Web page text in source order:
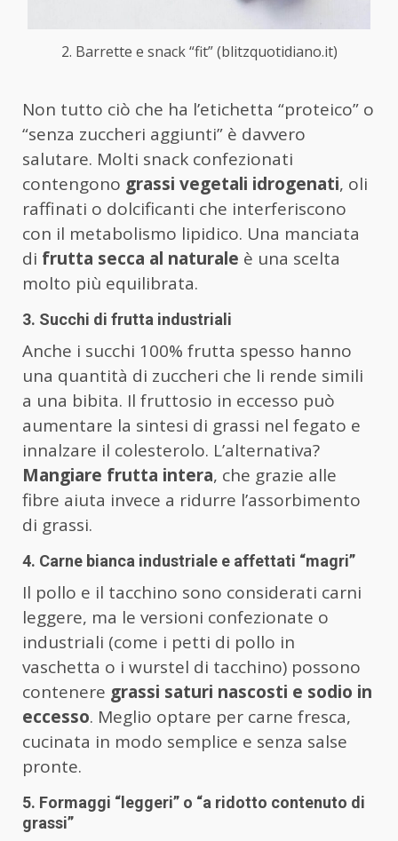
2. Barrette e snack “fit” (blitzquotidiano.it)
Non tutto ciò che ha l’etichetta “proteico” o
“senza zuccheri aggiunti” è davvero
salutare. Molti snack confezionati
contengono grassi vegetali idrogenati, oli
raffinati o dolcificanti che interferiscono
con il metabolismo lipidico. Una manciata
di frutta secca al naturale è una scelta
molto più equilibrata.
3. Succhi di frutta industriali
Anche i succhi 100% frutta spesso hanno
una quantità di zuccheri che li rende simili
a una bibita. Il fruttosio in eccesso può
aumentare la sintesi di grassi nel fegato e
innalzare il colesterolo. L’alternativa?
Mangiare frutta intera, che grazie alle
fibre aiuta invece a ridurre l’assorbimento
di grassi.
4. Carne bianca industriale e affettati “magri”
Il pollo e il tacchino sono considerati carni
leggere, ma le versioni confezionate o
industriali (come i petti di pollo in
vaschetta o i wurstel di tacchino) possono
contenere grassi saturi nascosti e sodio in
eccesso. Meglio optare per carne fresca,
cucinata in modo semplice e senza salse
pronte.
5. Formaggi “leggeri” o “a ridotto contenuto di
grassi”